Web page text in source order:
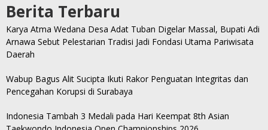
Berita Terbaru
Karya Atma Wedana Desa Adat Tuban Digelar Massal, Bupati Adi
Arnawa Sebut Pelestarian Tradisi Jadi Fondasi Utama Pariwisata
Daerah
Wabup Bagus Alit Sucipta Ikuti Rakor Penguatan Integritas dan
Pencegahan Korupsi di Surabaya
Indonesia Tambah 3 Medali pada Hari Keempat 8th Asian